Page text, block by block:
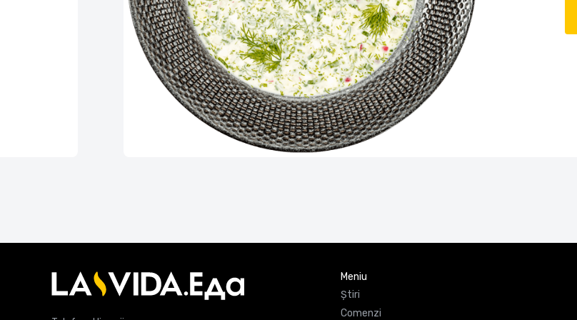
Meniu
Știri
Comenzi